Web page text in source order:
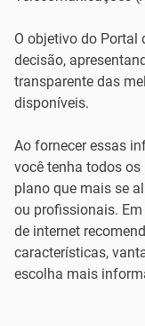
O objetivo do Portal
decisão,
transparente das
disponíveis.
Ao fornecer essas
você tenha todos os
plano que mais se
ou profissionais.
de internet
características,
escolha mais